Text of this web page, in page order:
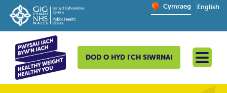
Change website
Cymraeg English
– Newid
DOD O HYD I'CH SIWRNAI